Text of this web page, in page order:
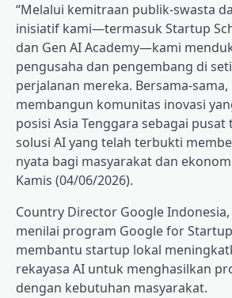
“Melalui kemitraan publik-swasta
inisiatif kami—termasuk Startup
dan Gen AI Academy—kami
pengusaha dan pengembang di
perjalanan mereka. Bersama-sama,
membangun komunitas inovasi
posisi Asia Tenggara sebagai
solusi AI yang telah terbukti
nyata bagi masyarakat dan
Kamis (04/06/2026).
Country Director Google
menilai program Google for
membantu startup lokal
rekayasa AI untuk menghasilkan
dengan kebutuhan masyarakat.